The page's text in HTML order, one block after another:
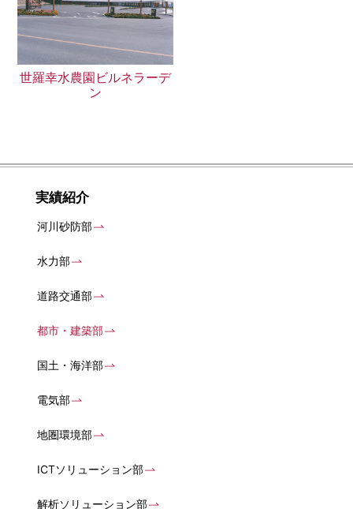
世羅幸水農園ビルネラーデ
ン
実績紹介
河川砂防部
水力部
道路交通部
都市・建築部
国土・海洋部
電気部
地圏環境部
ICTソリューション部
解析ソリューション部